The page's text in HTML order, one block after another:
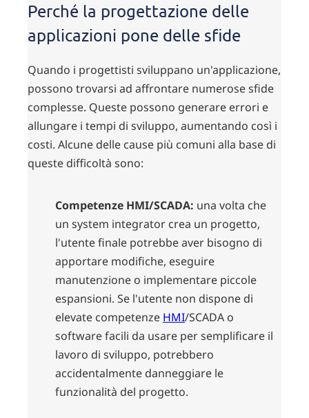
Perché la progettazione delle
applicazioni pone delle sfide
Quando i progettisti sviluppano un'applicazione,
possono trovarsi ad affrontare numerose sfide
complesse. Queste possono generare errori e
allungare i tempi di sviluppo, aumentando così i
costi. Alcune delle cause più comuni alla base di
queste difficoltà sono:
Competenze HMI/SCADA: una volta che
un system integrator crea un progetto,
l'utente finale potrebbe aver bisogno di
apportare modifiche, eseguire
manutenzione o implementare piccole
espansioni. Se l'utente non dispone di
elevate competenze HMI/SCADA o
software facili da usare per semplificare il
lavoro di sviluppo, potrebbero
accidentalmente danneggiare le
funzionalità del progetto.